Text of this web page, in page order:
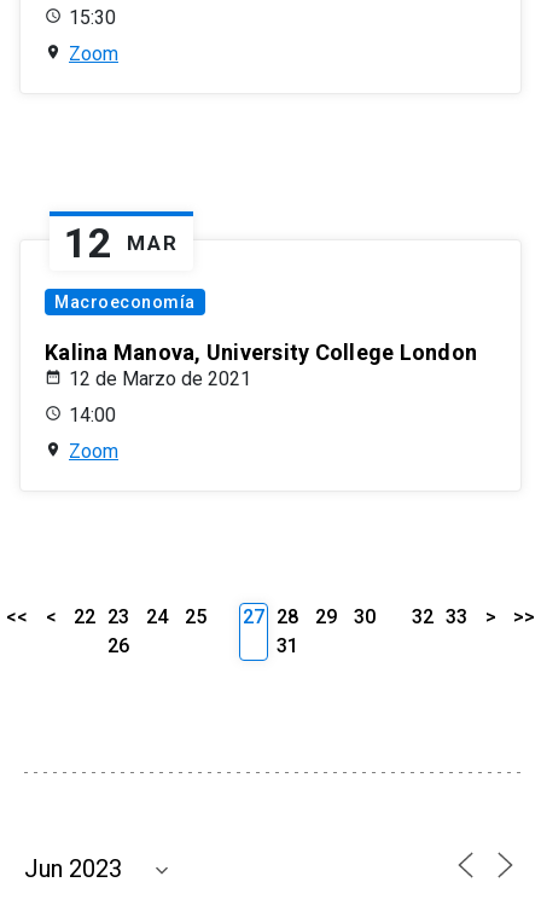
15:30
Zoom
12 MAR
Macroeconomía
Kalina Manova, University College London
12 de Marzo de 2021
14:00
Zoom
<< < 22 23 24
25
26
27 28 29
30
31
32 33 > >>